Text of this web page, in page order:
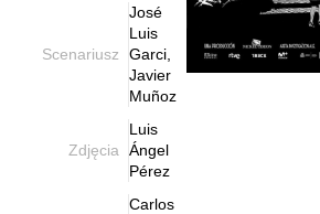
Scenariusz
José
Luis
Garci,
Javier
Muñoz
Zdjęcia
Luis
Ángel
Pérez
Carlos